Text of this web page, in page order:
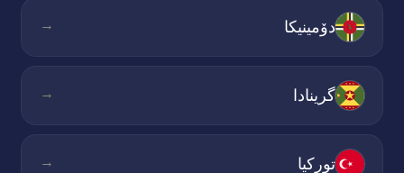
دۆمینیکا →
گرینادا →
تورکیا →